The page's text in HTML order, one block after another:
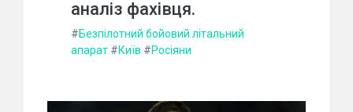
аналіз фахівця.
#Безпілотний бойовий літальний
апарат #Київ #Росіяни